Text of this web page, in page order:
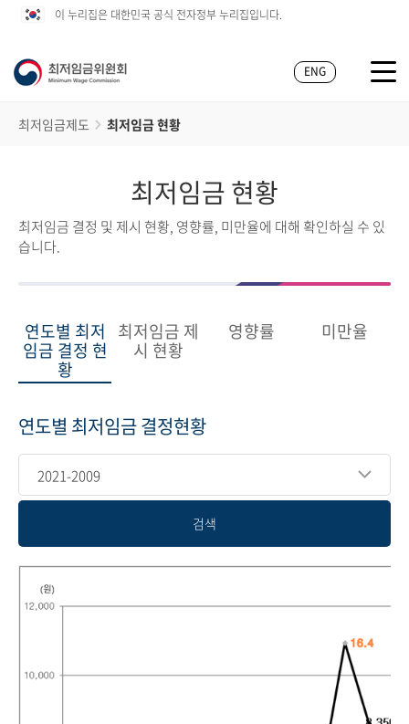
이 누리집은 대한민국 공식 전자정부 누리집입니다.
ENG
최저임금제도 최저임금 현황
최저임금 현황
최저임금 결정 및 제시 현황, 영향률, 미만율에 대해 확인하실 수 있
습니다.
연도별 최저
임금 결정 현
황
최저임금 제
시 현황
영향률 미만율
연도별 최저임금 결정현황
2021-2009
검색